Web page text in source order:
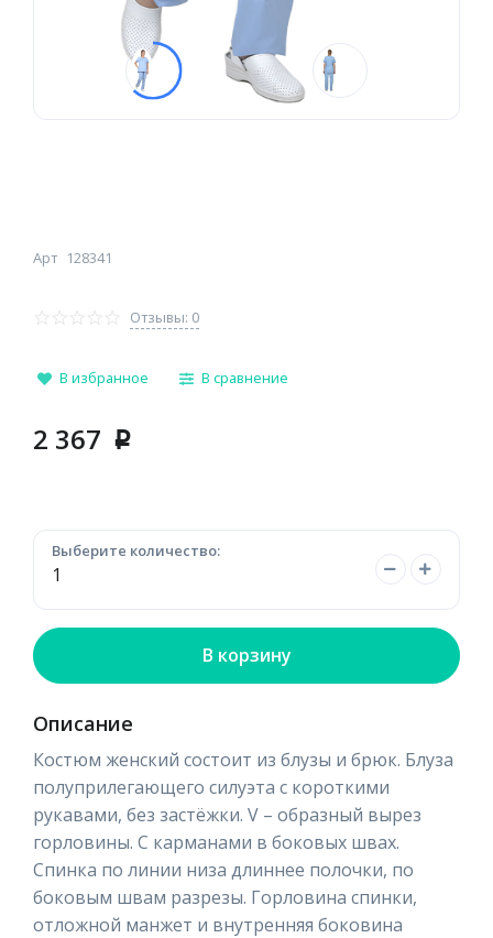
Арт 128341
Отзывы: 0
В избранное В сравнение
2 367 p
Выберите количество:
В корзину
Описание
Костюм женский состоит из блузы и брюк. Блуза
полуприлегающего силуэта с короткими
рукавами, без застёжки. V – образный вырез
горловины. С карманами в боковых швах.
Спинка по линии низа длиннее полочки, по
боковым швам разрезы. Горловина спинки,
отложной манжет и внутренняя боковина